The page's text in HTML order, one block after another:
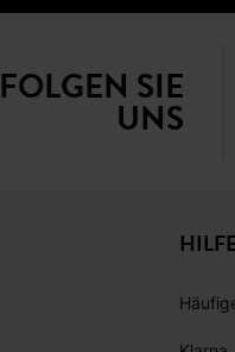
FOLGEN SIE
UNS